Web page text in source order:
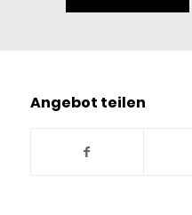
Angebot teilen